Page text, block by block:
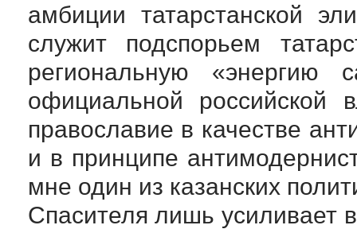
амбиции татарстанской
служит подспорьем
региональную «энергию
официальной российской
православие в качестве
и в принципе
мне один из казанских
Спасителя лишь усиливает